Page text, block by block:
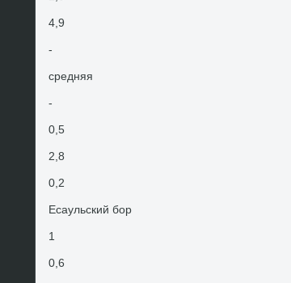
4,9
-
средняя
-
0,5
2,8
0,2
Есаульский бор
1
0,6